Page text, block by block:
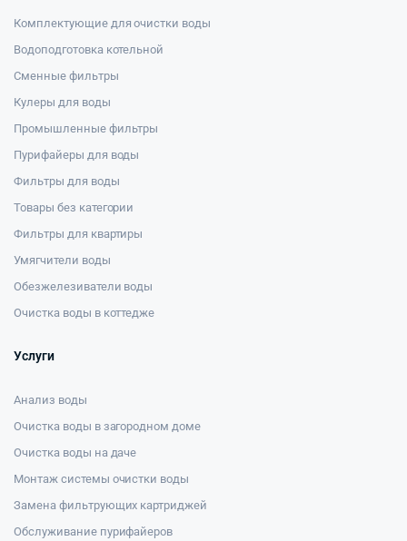
Комплектующие для очистки воды
Водоподготовка котельной
Сменные фильтры
Кулеры для воды
Промышленные фильтры
Пурифайеры для воды
Фильтры для воды
Товары без категории
Фильтры для квартиры
Умягчители воды
Обезжелезиватели воды
Очистка воды в коттедже
Услуги
Анализ воды
Очистка воды в загородном доме
Очистка воды на даче
Монтаж системы очистки воды
Замена фильтрующих картриджей
Обслуживание пурифайеров